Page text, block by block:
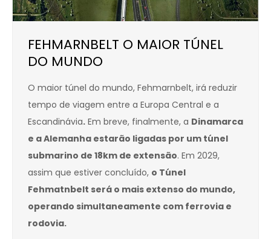
FEHMARNBELT O MAIOR TÚNEL
DO MUNDO
O maior túnel do mundo, Fehmarnbelt, irá reduzir
tempo de viagem entre a Europa Central e a
Escandinávia. Em breve, finalmente, a Dinamarca
e a Alemanha estarão ligadas por um túnel
submarino de 18km de extensão. Em 2029,
assim que estiver concluído, o Túnel
Fehmatnbelt será o mais extenso do mundo,
operando simultaneamente com ferrovia e
rodovia.